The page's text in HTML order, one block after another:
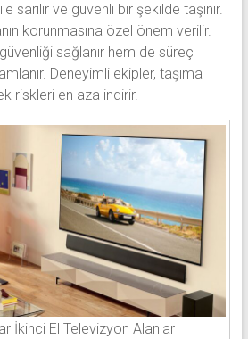
sarılır ve güvenli bir şekilde taşınır.
korunmasına özel önem verilir.
sağlanır hem de süreç
Deneyimli ekipler, taşıma
riskleri en aza indirir.
İkinci El Televizyon Alanlar